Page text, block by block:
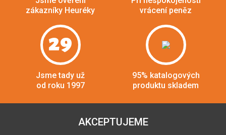
zákazníky Heuréky
vrácení peněz
29
Jsme tady už
od roku 1997
95% katalogových
produktu skladem
AKCEPTUJEME